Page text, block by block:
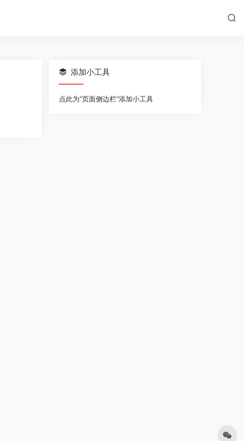
添加小工具
点此为“页面侧边栏”添加小工具